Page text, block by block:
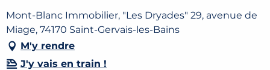
Mont-Blanc Immobilier, "Les Dryades" 29, avenue de
Miage, 74170 Saint-Gervais-les-Bains
M'y rendre
J'y vais en train !